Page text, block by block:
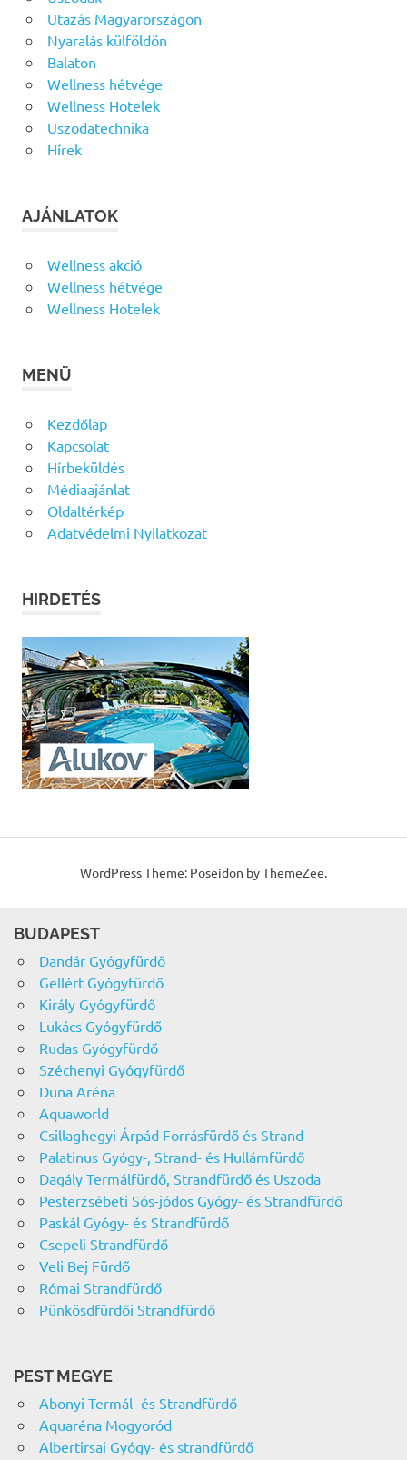
Utazás Magyarországon
Nyaralás külföldön
Balaton
Wellness hétvége
Wellness Hotelek
Uszodatechnika
Hírek
AJÁNLATOK
Wellness akció
Wellness hétvége
Wellness Hotelek
MENÜ
Kezdőlap
Kapcsolat
Hírbeküldés
Médiaajánlat
Oldaltérkép
Adatvédelmi Nyilatkozat
HIRDETÉS
WordPress Theme: Poseidon by ThemeZee.
BUDAPEST
Dandár Gyógyfürdő
Gellért Gyógyfürdő
Király Gyógyfürdő
Lukács Gyógyfürdő
Rudas Gyógyfürdő
Széchenyi Gyógyfürdő
Duna Aréna
Aquaworld
Csillaghegyi Árpád Forrásfürdő és Strand
Palatinus Gyógy-, Strand- és Hullámfürdő
Dagály Termálfürdő, Strandfürdő és Uszoda
Pesterzsébeti Sós-jódos Gyógy- és Strandfürdő
Paskál Gyógy- és Strandfürdő
Csepeli Strandfürdő
Veli Bej Fürdő
Római Strandfürdő
Pünkösdfürdői Strandfürdő
PEST MEGYE
Abonyi Termál- és Strandfürdő
Aquaréna Mogyoród
Albertirsai Gyógy- és strandfürdő